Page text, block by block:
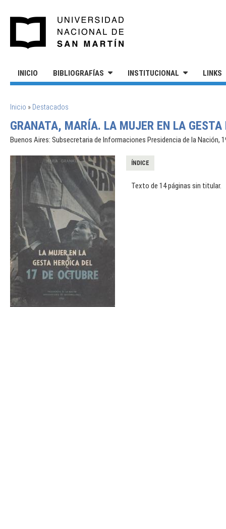
INICIO BIBLIOGRAFÍAS INSTITUCIONAL LINKS
SE ENCUENTRA USTED AQUÍ
Inicio » Destacados
GRANATA, MARÍA. LA MUJER EN LA GESTA
Buenos Aires: Subsecretaria de Informaciones Presidencia de la Nación,
ÍNDICE
Texto de 14 páginas sin titular.